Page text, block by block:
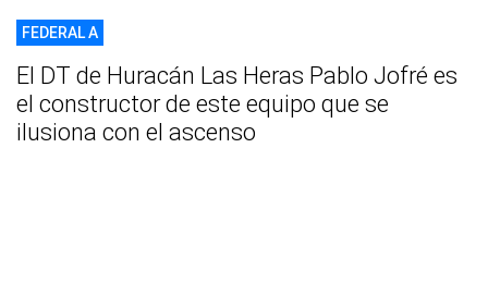
FEDERAL A
El DT de Huracán Las Heras Pablo Jofré es
el constructor de este equipo que se
ilusiona con el ascenso